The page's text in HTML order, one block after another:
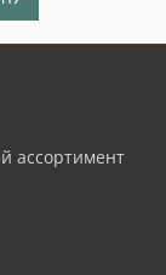
ассортимент